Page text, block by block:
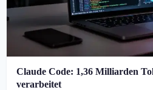
Claude Code: 1,36 Milliarden
verarbeitet